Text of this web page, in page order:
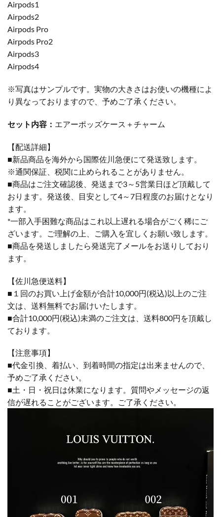
Airpods1
Airpods2
Airpods Pro
Airpods Pro2
Airpods3
Airpods4
※写真はサンプルです。実物の大きさはお使いの機種によ
り異なっておりますので、予めご了承ください。
セット内容： エアーポッズケース＋チャーム
【配送詳細】
■新品商品を海外から国際佐川急便にて発送致します。
※通関保証、税関に止められることがありません。
■商品はご注文確認後、発送まで3～5営業日ほど頂戴して
おります。発送後、目安として4～7日程度のお届けとなり
ます。
*一部入手困難な商品はこれ以上遅れる場合がごく稀にご
ざいます。ご理解の上、ご購入を宜しくお願い致します。
■商品を発送しましたら発送完了メールをお送りしており
ます。
【佐川急便送料】
■１回のお買い上げ金額が合計10,000円(税込)以上のご注
文は、送料無料でお届けいたします。
■合計10,000円(税込)未満のご注文は、送料800円を頂戴し
ております。
【注意事項】
■代金引換、着払い、到着時間の指定は出来ませんので、
予めご了承ください。
■土・日・祝日は休業になります。質問やメッセージの返
信が遅れることがございます。ご了承ください。